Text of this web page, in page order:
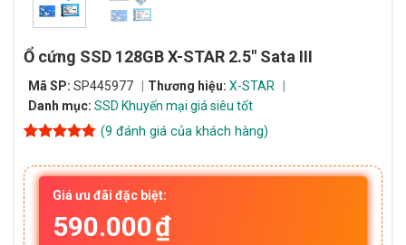
Ổ cứng SSD 128GB X-STAR 2.5″ Sata III
Mã SP: SP445977 Thương hiệu: X-STAR
Danh mục: SSD Khuyến mại giá siêu tốt
dựa trên
đánh giá
(9 đánh giá của khách hàng)
Giá ưu đãi đặc biệt:
590.000₫